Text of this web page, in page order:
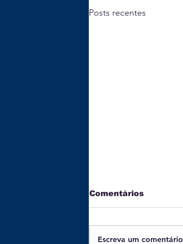
Posts recentes
Comentários
Escreva um comentário